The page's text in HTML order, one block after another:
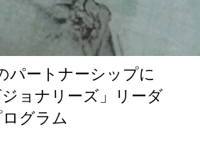
パートナーシップに
ジョナリーズ」リーダ
グラム